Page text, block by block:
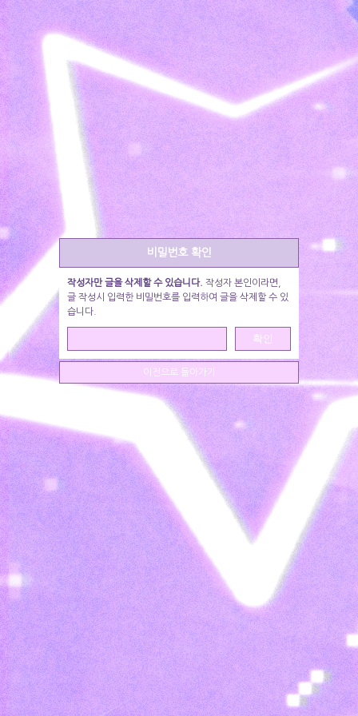
비밀번호 확인
작성자만 글을 삭제할 수 있습니다. 작성자 본인이라면,
글 작성시 입력한 비밀번호를 입력하여 글을 삭제할 수 있
습니다.
이전으로 돌아가기